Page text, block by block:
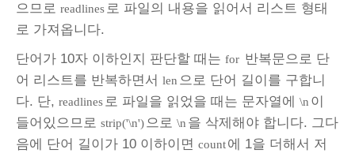
으므로 readlines로 파일의 내용을 읽어서 리스트 형태
로 가져옵니다.
단어가 10자 이하인지 판단할 때는 for 반복문으로 단
어 리스트를 반복하면서 len 으로 단어 길이를 구합니
다. 단, readlines로 파일을 읽었을 때는 문자열에 \n 이
들어있으므로 strip('\n')으로 \n 을 삭제해야 합니다. 그다
음에 단어 길이가 10 이하이면 count에 1을 더해서 저